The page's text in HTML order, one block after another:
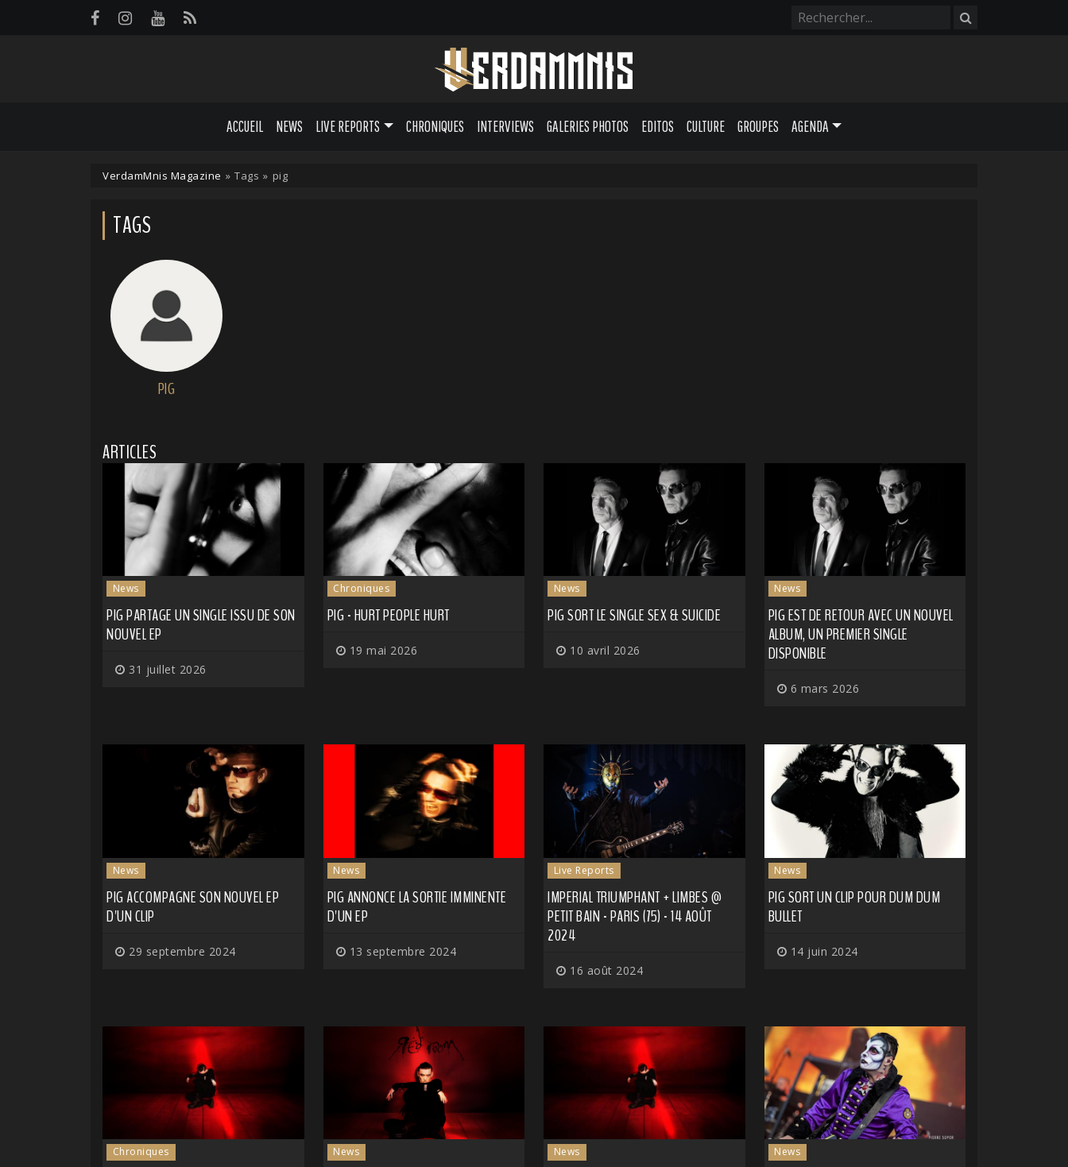
ACCUEIL NEWS LIVE REPORTS CHRONIQUES INTERVIEWS GALERIES PHOTOS EDITOS CULTURE GROUPES AGENDA
VerdamMnis Magazine » Tags » pig
TAGS
PIG
ARTICLES
News
PIG PARTAGE UN SINGLE ISSU DE SON
NOUVEL EP
31 juillet 2026
Chroniques
PIG - HURT PEOPLE HURT
19 mai 2026
News
PIG SORT LE SINGLE SEX & SUICIDE
10 avril 2026
News
PIG EST DE RETOUR AVEC UN NOUVEL
ALBUM, UN PREMIER SINGLE
DISPONIBLE
6 mars 2026
News
PIG ACCOMPAGNE SON NOUVEL EP
D'UN CLIP
29 septembre 2024
News
PIG ANNONCE LA SORTIE IMMINENTE
D'UN EP
13 septembre 2024
Live Reports
IMPERIAL TRIUMPHANT + LIMBES @
PETIT BAIN - PARIS (75) - 14 AOÛT
2024
16 août 2024
News
PIG SORT UN CLIP POUR DUM DUM
BULLET
14 juin 2024
Chroniques News News News
Panneau de gestion des cookies